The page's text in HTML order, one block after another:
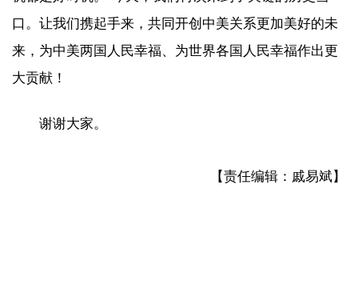
口。让我们携起手来，共同开创中美关系更加美好的未
来，为中美两国人民幸福、为世界各国人民幸福作出更
大贡献！
谢谢大家。
【责任编辑：戚易斌】